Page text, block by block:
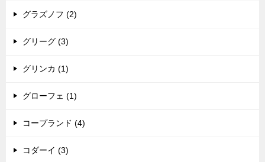
グラズノフ (2)
グリーグ (3)
グリンカ (1)
グローフェ (1)
コープランド (4)
コダーイ (3)